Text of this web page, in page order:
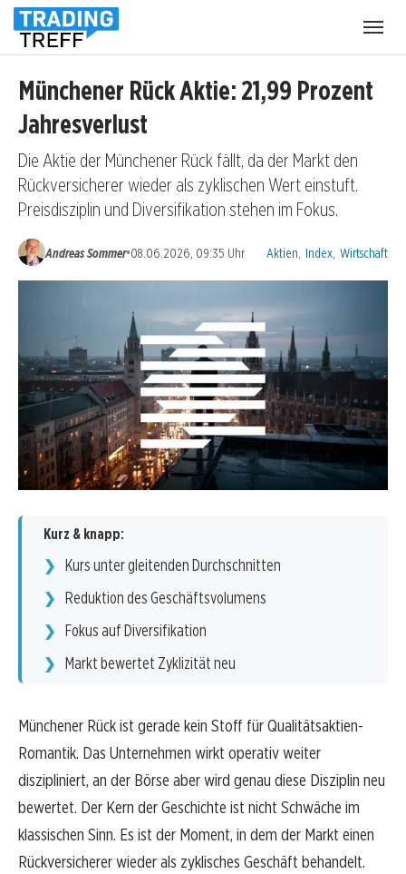
Münchener Rück Aktie: 21,99 Prozent
Jahresverlust
Die Aktie der Münchener Rück fällt, da der Markt den
Rückversicherer wieder als zyklischen Wert einstuft.
Preisdisziplin und Diversifikation stehen im Fokus.
Andreas Sommer•08.06.2026, 09:35 Uhr Kategorien:
Aktien Index Wirtschaft
Kurz & knapp:
Kurs unter gleitenden Durchschnitten
Reduktion des Geschäftsvolumens
Fokus auf Diversifikation
Markt bewertet Zyklizität neu
Münchener Rück ist gerade kein Stoff für Qualitätsaktien-
Romantik. Das Unternehmen wirkt operativ weiter
diszipliniert, an der Börse aber wird genau diese Disziplin neu
bewertet. Der Kern der Geschichte ist nicht Schwäche im
klassischen Sinn. Es ist der Moment, in dem der Markt einen
Rückversicherer wieder als zyklisches Geschäft behandelt.